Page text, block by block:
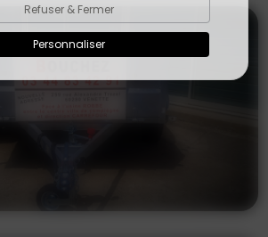
Refuser & Fermer
Personnaliser